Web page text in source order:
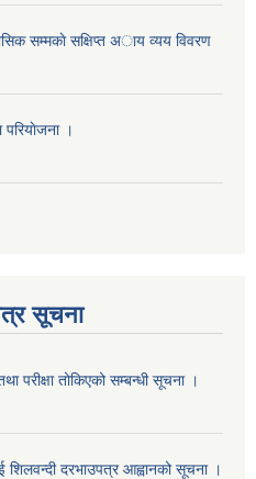
सम्मकाे सक्षिप्त अाय व्यय विवरण
परियाेजना ।
सूचना
परीक्षा तोकिएको सम्बन्धी सूचना ।
शिलवन्दी दरभाउपत्र आह्वानको सूचना ।